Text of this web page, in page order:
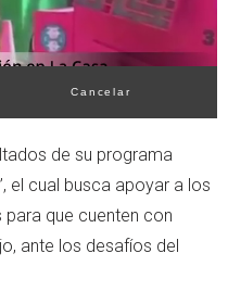
Cancelar
de su programa
el cual busca apoyar a los
que cuenten con
ante los desafíos del